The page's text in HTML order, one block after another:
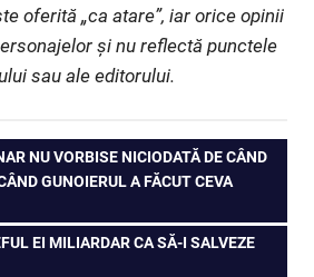
oferită „ca atare”, iar orice opinii
și nu reflectă punctele
sau ale editorului.
NU VORBISE NICIODATĂ DE CÂND
GUNOIERUL A FĂCUT CEVA
EI MILIARDAR CA SĂ-I SALVEZE